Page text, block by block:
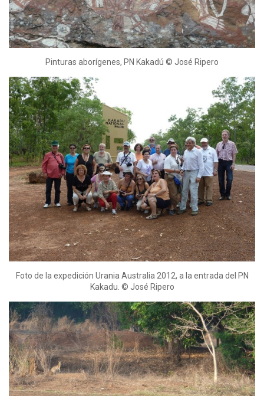
Pinturas aborígenes, PN Kakadú © José Ripero
Foto de la expedición Urania Australia 2012, a la entrada del PN
Kakadu. © José Ripero